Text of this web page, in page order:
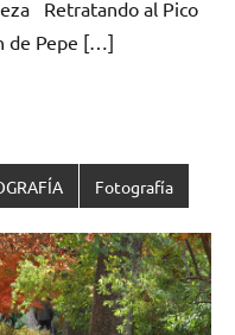
Retratando al Pico
de Pepe […]
Fotografía